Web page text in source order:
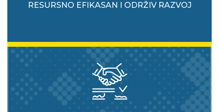
RESURSNO EFIKASAN I ODRŽIV RAZVOJ